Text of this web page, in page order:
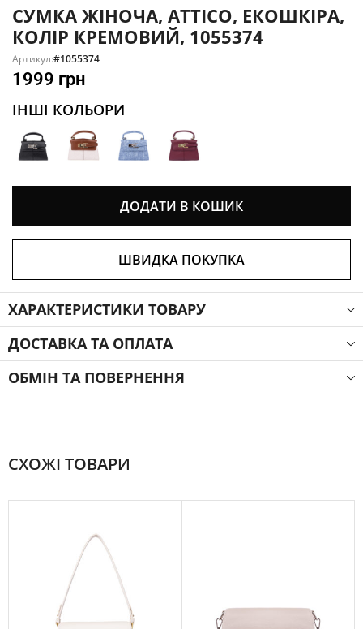
СУМКА ЖІНОЧА, ATTICO, ЕКОШКІРА,
КОЛІР КРЕМОВИЙ, 1055374
Артикул:#1055374
1999 грн
ІНШІ КОЛЬОРИ
ДОДАТИ В КОШИК
ШВИДКА ПОКУПКА
ХАРАКТЕРИСТИКИ ТОВАРУ
ДОСТАВКА ТА ОПЛАТА
ОБМІН ТА ПОВЕРНЕННЯ
СХОЖІ ТОВАРИ